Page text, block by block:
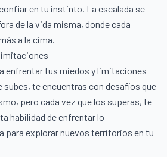
en tu instinto. La escalada se
de la vida misma, donde cada
a la cima.
enfrentar tus miedos y limitaciones
subes, te encuentras con desafíos que
pero cada vez que los superas, te
habilidad de enfrentar lo
para explorar nuevos territorios en tu